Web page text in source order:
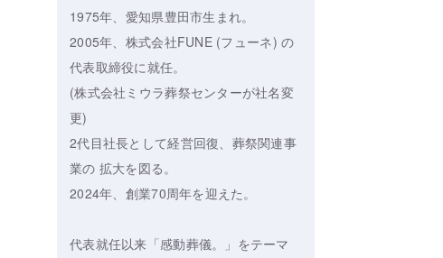
1975年、愛知県豊田市生まれ。
2005年、株式会社FUNE (フューネ) の
代表取締役に就任。
(株式会社ミウラ葬祭センターが社名変
更)
2代目社長として経営回復、葬祭関連事
業の 拡大を図る。
2024年、創業70周年を迎えた。
代表就任以来「感動葬儀。」をテーマ